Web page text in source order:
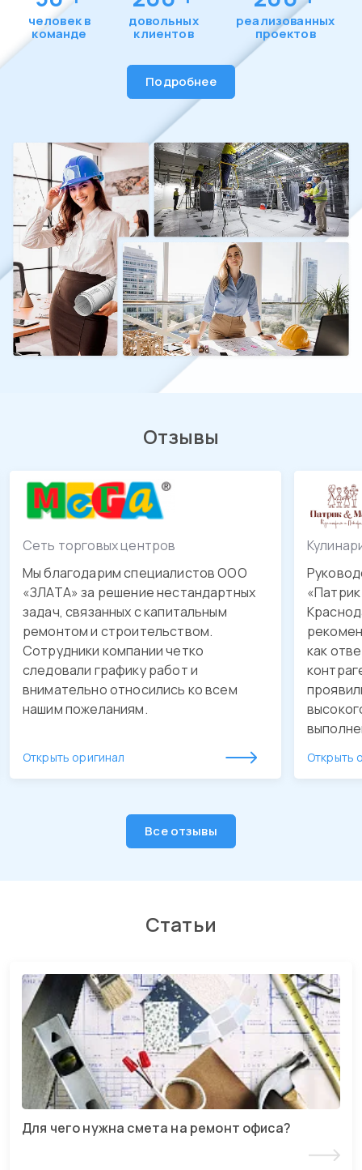
человек в
команде
довольных
клиентов
реализованных
проектов
Подробнее
Отзывы
Сеть торговых центров
Мы благодарим специалистов ООО
«ЗЛАТА» за решение нестандартных
задач, связанных с капитальным
ремонтом и строительством.
Сотрудники компании четко
следовали графику работ и
внимательно относились ко всем
нашим пожеланиям.
Открыть оригинал
как
Открыть
Все отзывы
Статьи
Для чего нужна смета на ремонт офиса?